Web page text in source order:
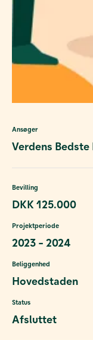
Ansøger
Verdens Bedste
Bevilling
DKK 125.000
Projektperiode
2023 - 2024
Beliggenhed
Hovedstaden
Status
Afsluttet